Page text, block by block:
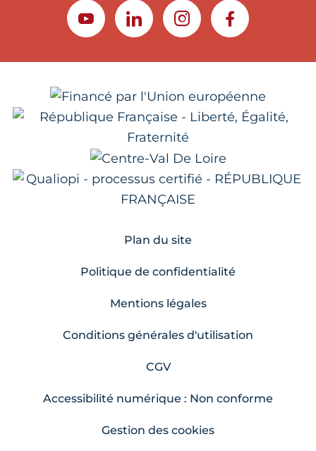
YOUTUBELINKEDININSTAGRAMFACEBOOK
Plan du site
Politique de confidentialité
Mentions légales
Conditions générales d'utilisation
CGV
Accessibilité numérique : Non conforme
Gestion des cookies